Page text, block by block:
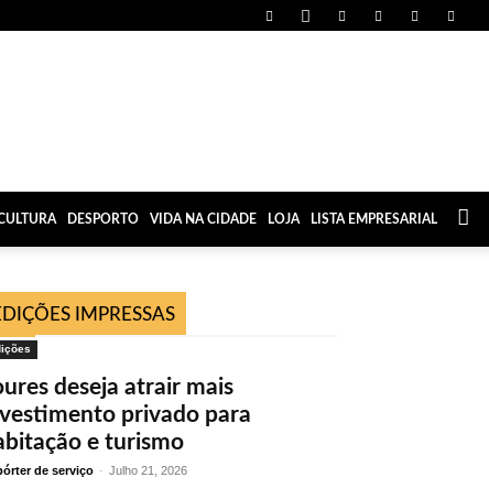
DESPORTO VIDA NA CIDADE LOJA LISTA EMPRESARIAL
IMPRESSAS
deseja atrair mais
privado para
e turismo
de serviço - Julho 21, 2026